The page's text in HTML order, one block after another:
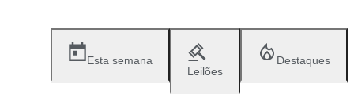
Esta semana
Leilões
Destaques